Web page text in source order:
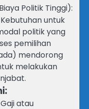
Politik Tinggi):
untuk
politik yang
pemilihan
mendorong
melakukan
atau